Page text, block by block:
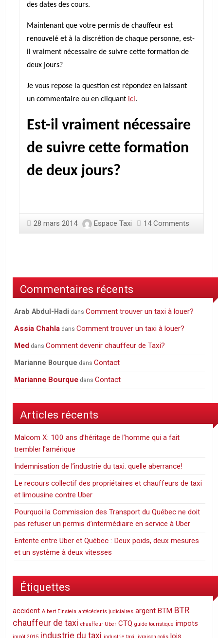
des dates des cours.
Maintenant que votre permis de chauffeur est
renouvelé et à la discrétion de chaque personne, est-
il vraiment nécessaire de suivre cette formation de
deux jours?
Je vous repose la question est répondez en laissant
un commentaire ou en cliquant ici.
Est-il vraiment nécessaire
de suivre cette formation
de deux jours?
28 mars 2014 Espace Taxi 14 Comments
Commentaires récents
Arab Abdul-Hadi dansComment trouver un taxi à louer?
Assia Chahla dansComment trouver un taxi à louer?
Med dansComment devenir chauffeur de Taxi?
Marianne Bourque dansContact
Marianne Bourque dansContact
Articles récents
Malcom X: 100 ans d’héritage de l’homme qui a fait
trembler l’amérique
Indemnisation de l’industrie du taxi: quelle aberrance!
Le recours collectif des propriétaires et chauffeurs de taxi
et limousine contre Uber
Pourquoi la Commission des Transport du Québec ne doit
pas refuser un permis d’intermédiaire en service à Uber
Entente entre Uber et Québec : Deux poids, deux mesures
et un système à deux vitesses
Étiquettes
accident Albert Einstein antécédents judiciaires argent BTM BTR
chauffeur de taxi chauffeur Uber CTQ guide touristique impots
industrie du taxi lois